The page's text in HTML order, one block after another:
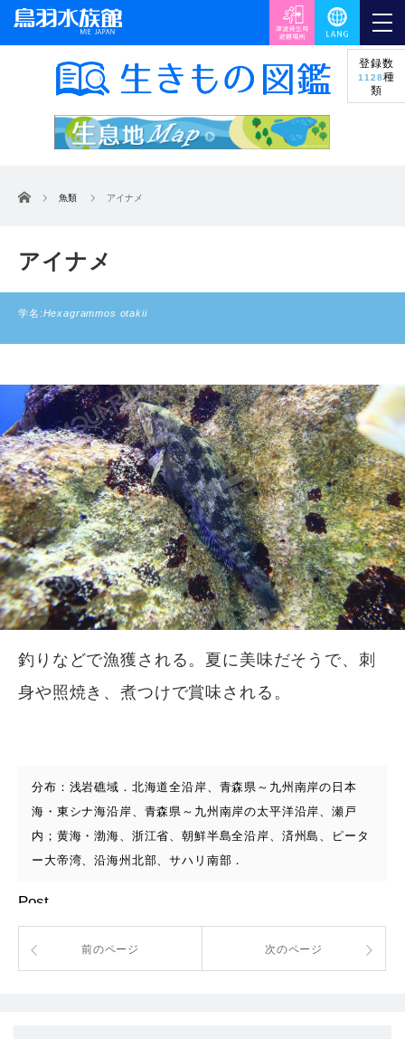
登録数
1128種
類
ホーム 魚類 アイナメ
アイナメ
学名:Hexagrammos otakii
釣りなどで漁獲される。夏に美味だそうで、刺
身や照焼き、煮つけで賞味される。
分布：浅岩礁域．北海道全沿岸、青森県～九州南岸の日本
海・東シナ海沿岸、青森県～九州南岸の太平洋沿岸、瀬戸
内；黄海・渤海、浙江省、朝鮮半島全沿岸、済州島、ピータ
ー大帝湾、沿海州北部、サハリ南部．
Post
前のページ 次のページ